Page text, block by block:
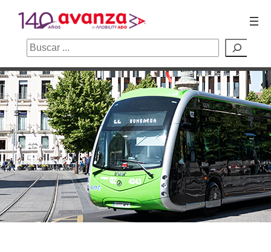
Saltar
al
contenido
Buscar